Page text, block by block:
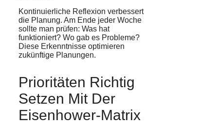
Kontinuierliche Reflexion verbessert
die Planung. Am Ende jeder Woche
sollte man prüfen: Was hat
funktioniert? Wo gab es Probleme?
Diese Erkenntnisse optimieren
zukünftige Planungen.
Prioritäten Richtig
Setzen Mit Der
Eisenhower-Matrix